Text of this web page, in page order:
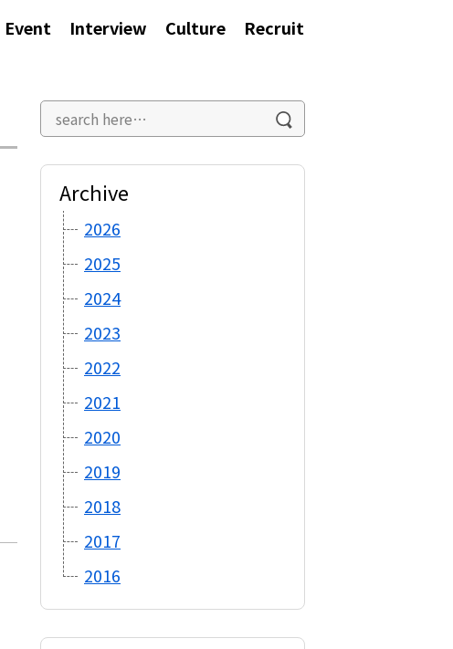
Event Interview Culture Recruit
Archive
2026
2025
2024
2023
2022
2021
2020
2019
2018
2017
2016